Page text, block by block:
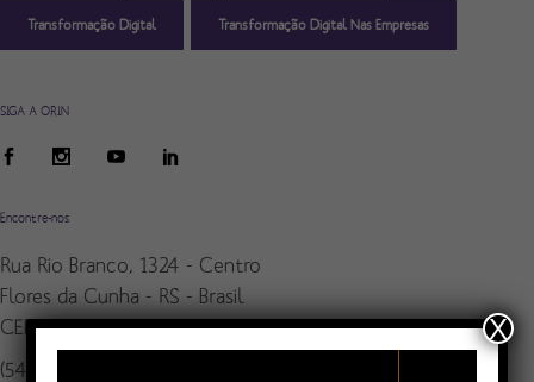
Transformação Digital Transformação Digital Nas Empresas
SIGA A ORIN
Encontre-nos
Rua Rio Branco, 1324 - Centro
Flores da Cunha - RS - Brasil
CEP: 95270-000
(54) 3292-2197
X